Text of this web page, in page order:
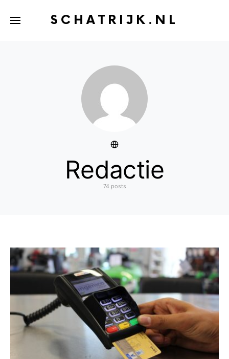
SCHATRIJK.NL
Redactie
74 posts